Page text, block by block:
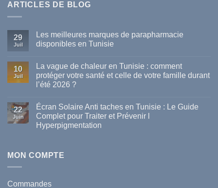
ARTICLES DE BLOG
29
Juil
Les meilleures marques de parapharmacie
disponibles en Tunisie
sur
meilleures
marques
disponibles
en
Tunisie
10
Juil
La vague de chaleur en Tunisie : comment
protéger votre santé et celle de votre famille durant
l’été 2026 ?
sur
La
vague
de
comment
et
22
Juin
Écran Solaire Anti taches en Tunisie : Le Guide
Complet pour Traiter et Prévenir l
Hyperpigmentation
Écran
Solaire
Tunisie
MON COMPTE
Commandes